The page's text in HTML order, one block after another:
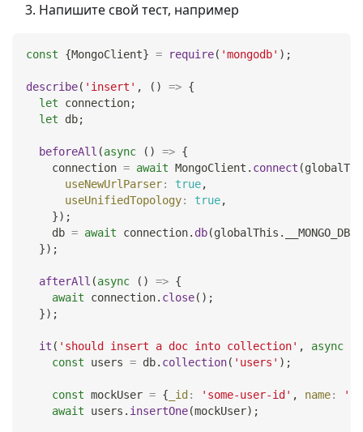
Напишите свой тест, например
const {MongoClient} = require( 'mongodb' ) ;
describe( 'insert' , ( ) => {
let connection;
let db;
beforeAll (async ( ) => {
    connection
= await MongoClient . connect (
useNewUrlParser: true,
useUnifiedTopology: true,
}) ;
    db
= await connection. db(globalThis .
}) ;
afterAll (async ( ) => {
await connection. close( ) ;
}) ;
it ( 'should insert a doc into collection' , async
const users = db. collection( 'users' ) ;
const mockUser = { _id : 'some-user-id' , name:
await users . insertOne(mockUser) ;